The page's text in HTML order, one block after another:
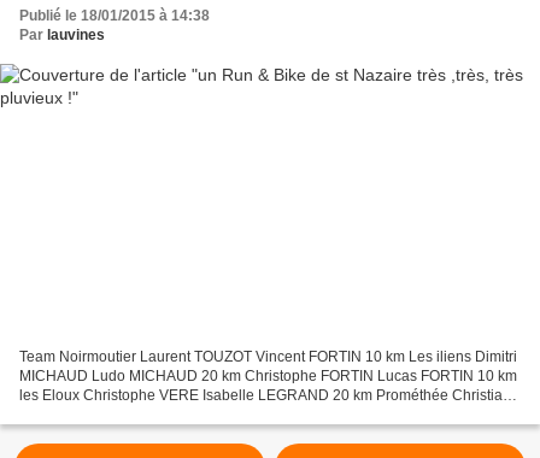
Publié le 18/01/2015 à 14:38
Par lauvines
Team Noirmoutier Laurent TOUZOT Vincent FORTIN 10 km Les iliens Dimitri
MICHAUD Ludo MICHAUD 20 km Christophe FORTIN Lucas FORTIN 10 km
les Eloux Christophe VERE Isabelle LEGRAND 20 km Prométhée Christian